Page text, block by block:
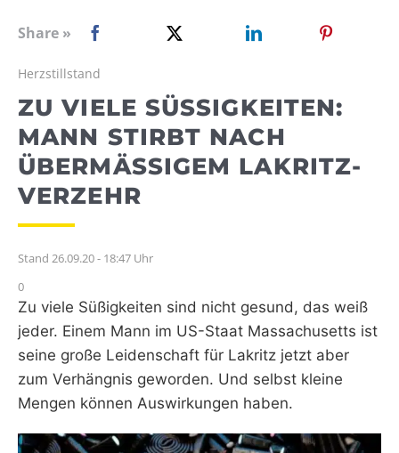
WEBRADIO
Share »
Herzstillstand
ZU VIELE SÜSSIGKEITEN: M
ANN STIRBT NACH Ü
BERMÄSSIGEM LAKRITZ-VE
RZEHR
Stand 26.09.20 - 18:47 Uhr
0
Zu viele Süßigkeiten sind nicht gesund, das weiß
jeder. Einem Mann im US-Staat Massachusetts ist
seine große Leidenschaft für Lakritz jetzt aber
zum Verhängnis geworden. Und selbst kleine
Mengen können Auswirkungen haben.